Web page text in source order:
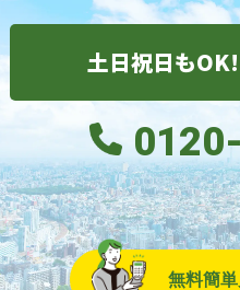
土日祝日も
無料簡